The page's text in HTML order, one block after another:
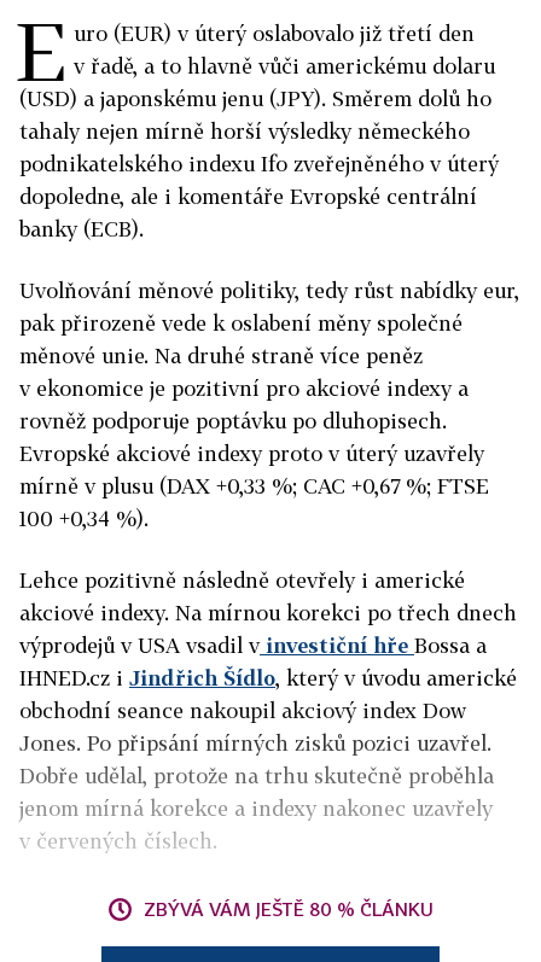
E uro (EUR) v úterý oslabovalo již třetí den
v řadě, a to hlavně vůči americkému dolaru
(USD) a japonskému jenu (JPY). Směrem dolů ho
tahaly nejen mírně horší výsledky německého
podnikatelského indexu Ifo zveřejněného v úterý
dopoledne, ale i komentáře Evropské centrální
banky (ECB).
Uvolňování měnové politiky, tedy růst nabídky eur,
pak přirozeně vede k oslabení měny společné
měnové unie. Na druhé straně více peněz
v ekonomice je pozitivní pro akciové indexy a
rovněž podporuje poptávku po dluhopisech.
Evropské akciové indexy proto v úterý uzavřely
mírně v plusu (DAX +0,33 %; CAC +0,67 %; FTSE
100 +0,34 %).
Lehce pozitivně následně otevřely i americké
akciové indexy. Na mírnou korekci po třech dnech
výprodejů v USA vsadil vinvestiční hře Bossa a
IHNED.cz i Jindřich Šídlo, který v úvodu americké
obchodní seance nakoupil akciový index Dow
Jones. Po připsání mírných zisků pozici uzavřel.
Dobře udělal, protože na trhu skutečně proběhla
jenom mírná korekce a indexy nakonec uzavřely
v červených číslech.
ZBÝVÁ VÁM JEŠTĚ 80 % ČLÁNKU